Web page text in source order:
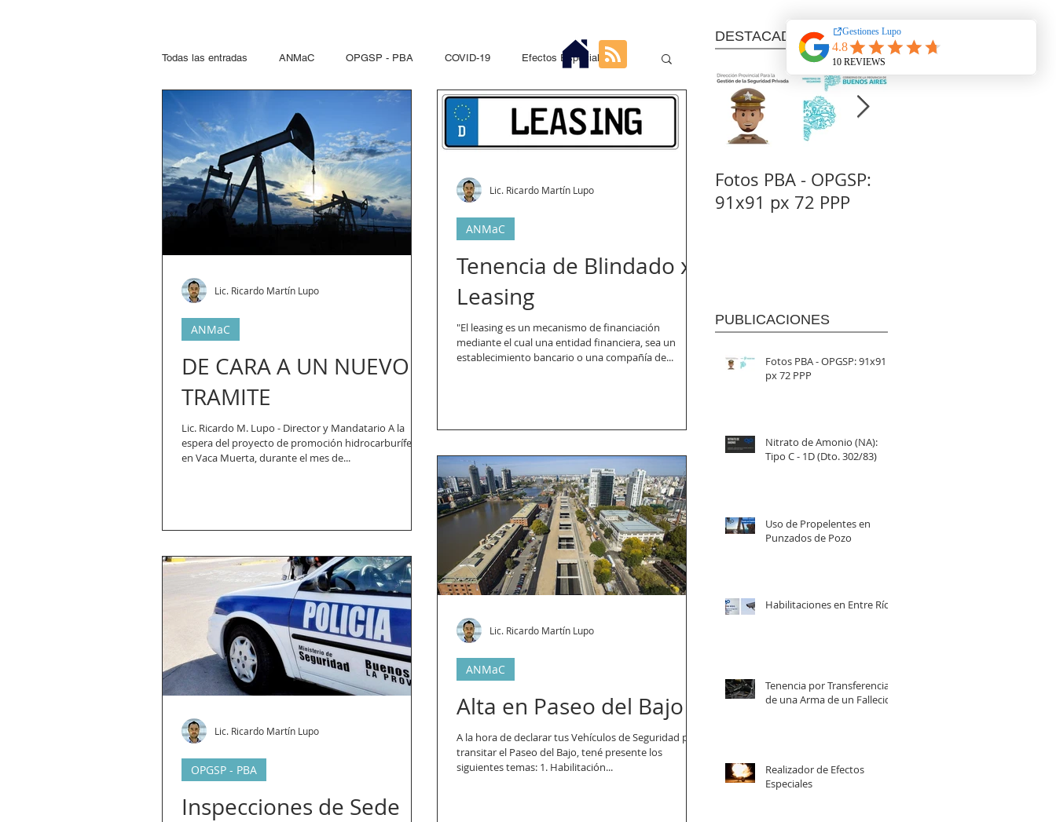
DESTACADOS
Todas las entradas ANMaC OPGSP - PBA COVID-19 Efectos Especiales
Explosivos Mandatarios DGSP - CABA
Otras Jurisdicciones Artificios Pirotécnicos Sustancias Químicas Controladas
DE CARA A UN NUEVO
TRAMITE
Lic. Ricardo M. Lupo - Director y Mandatario A la
espera del proyecto de promoción hidrocarburífera;
en Vaca Muerta, durante el mes de...
ANMaC
Lic. Ricardo Martín Lupo
Tenencia de Blindado x
Leasing
"El leasing es un mecanismo de financiación
mediante el cual una entidad financiera, sea un
establecimiento bancario o una compañía de...
ANMaC
Lic. Ricardo Martín Lupo
Inspecciones de Sede
OPGSP - PBA
Lic. Ricardo Martín Lupo
Alta en Paseo del Bajo
A la hora de declarar tus Vehículos de Seguridad para
transitar el Paseo del Bajo, tené presente los
siguientes temas: 1. Habilitación...
ANMaC
Lic. Ricardo Martín Lupo
Fotos PBA - OPGSP:
91x91 px 72 PPP
PUBLICACIONES
Fotos PBA - OPGSP: 91x91
px 72 PPP
Nitrato de Amonio (NA):
Tipo C - 1D (Dto. 302/83)
Uso de Propelentes en
Punzados de Pozo
Habilitaciones en Entre Ríos
Tenencia por Transferencia
de una Arma de un Fallecido
Realizador de Efectos
Especiales